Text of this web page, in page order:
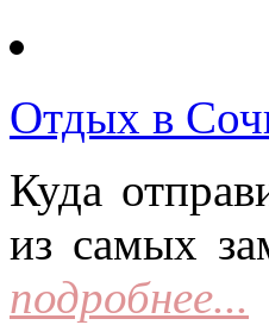
Отдых в
Куда
из самых
подробнее...